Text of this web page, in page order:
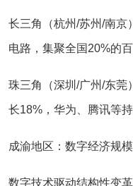
长三角‌（杭州/苏州/南京
电路，集聚全国20%的
珠三角‌（深圳/广州/东莞
长18%，华为、腾讯等持
成渝地区‌：数字经济规
数字技术驱动结构性变革‌